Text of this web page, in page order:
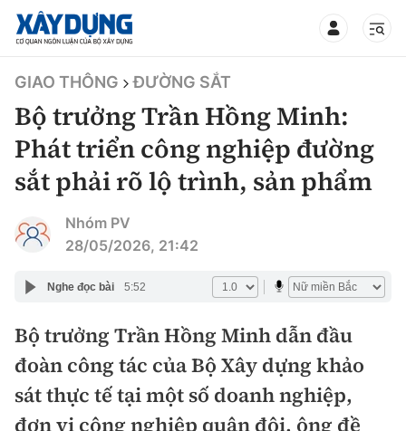
TIN BỘ XÂY DỰNG
CHUYÊN MỤC
Mới nhất
Thời sự
Chính trị
Xã hội
Chuyện dọc đường
Xây dựng
Chỉ đạo điều hành
Giao thông
GIAO THÔNG ĐƯỜNG SẮT
Bộ trưởng Trần Hồng Minh:
Phát triển công nghiệp đường
sắt phải rõ lộ trình, sản phẩm
Nhóm PV
28/05/2026, 21:42
Nghe đọc bài 5:52
Bộ trưởng Trần Hồng Minh dẫn đầu
đoàn công tác của Bộ Xây dựng khảo
sát thực tế tại một số doanh nghiệp,
đơn vị công nghiệp quân đội, ông đề